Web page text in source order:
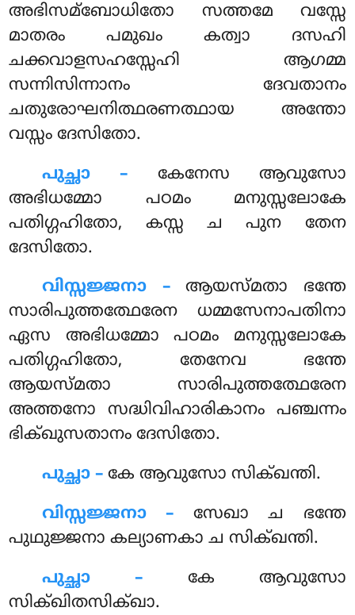
അഭിസമ്ബോധിതോ സത്തമേ വസ്സേ
മാതരം പമുഖം കത്വാ ദസഹി
ചക്കവാളസഹസ്സേഹി ആഗമ്മ
സന്നിസിന്നാനം ദേവതാനം
ചതുരോഘനിത്ഥരണത്ഥായ അന്തോ
വസ്സം ദേസിതോ.
പുച്ഛാ – കേനേസ ആവുസോ
അഭിധമ്മോ പഠമം മനുസ്സലോകേ
പതിഗ്ഗഹിതോ, കസ്സ ച പുന തേന
ദേസിതോ.
വിസ്സജ്ജനാ –ആയസ്മതാ ഭന്തേ
സാരിപുത്തത്ഥേരേന ധമ്മസേനാപതിനാ
ഏസ അഭിധമ്മോ പഠമം മനുസ്സലോകേ
പതിഗ്ഗഹിതോ, തേനേവ ഭന്തേ
ആയസ്മതാ സാരിപുത്തത്ഥേരേന
അത്തനോ സദ്ധിവിഹാരികാനം പഞ്ചന്നം
ഭിക്ഖുസതാനം ദേസിതോ.
പുച്ഛാ – കേആവുസോ സിക്ഖന്തി.
വിസ്സജ്ജനാ – സേഖാ ച ഭന്തേ
പുഥുജ്ജനാ കല്യാണകാ ച സിക്ഖന്തി.
പുച്ഛാ – കേ ആവുസോ
സിക്ഖിതസിക്ഖാ.